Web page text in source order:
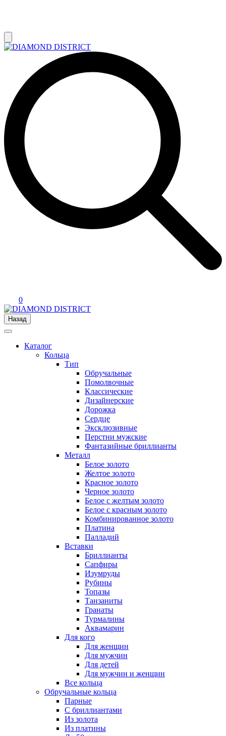
0
Назад
Каталог
Кольца
Тип
Обручальные
Помолвочные
Классические
Дизайнерские
Дорожка
Сердце
Эксклюзивные
Перстни мужские
Фантазийные бриллианты
Металл
Белое золото
Желтое золото
Красное золото
Черное золото
Белое с желтым золото
Белое с красным золото
Комбинированное золото
Платина
Палладий
Вставки
Бриллианты
Сапфиры
Изумруды
Рубины
Топазы
Танзаниты
Гранаты
Турмалины
Аквамарин
Для кого
Для женщин
Для мужчин
Для детей
Для мужчин и женщин
Все кольца
Обручальные кольца
Парные
С бриллиантами
Из золота
Из платины